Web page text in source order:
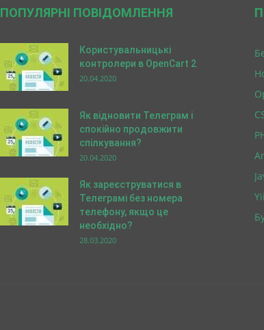
ПОПУЛЯРНІ ПОВІДОМЛЕННЯ
Користувальницькі
контролери в OpenCart 2
20.04.2020
Як відновити Телеграм і
спокійно продовжити
спілкування?
20.04.2020
Як зареєструватися в
Телеграмі без номера
телефону, якщо це
необхідно?
28.03.2020